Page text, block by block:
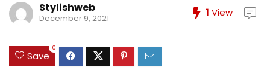
Stylishweb
December 9, 2021 1 View
Save
0